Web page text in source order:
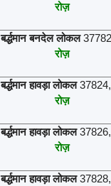
रोज़
बर्द्धमान बनदेल लोकल 37782
रोज़
बर्द्धमान हावड़ा लोकल 37824
रोज़
बर्द्धमान हावड़ा लोकल 37826
रोज़
बर्द्धमान हावड़ा लोकल 37828